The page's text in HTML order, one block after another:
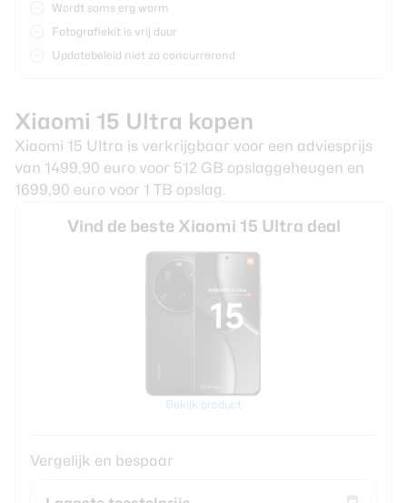
Wordt soms erg warm
Fotografiekit is vrij duur
Updatebeleid niet zo concurrerend
Xiaomi 15 Ultra kopen
Xiaomi 15 Ultra is verkrijgbaar voor een adviesprijs
van 1499,90 euro voor 512 GB opslaggeheugen en
1699,90 euro voor 1 TB opslag.
Vind de beste Xiaomi 15 Ultra deal
Bekijk product
Vergelijk en bespaar